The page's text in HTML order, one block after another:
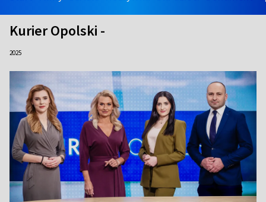
Kurier Opolski -
2025